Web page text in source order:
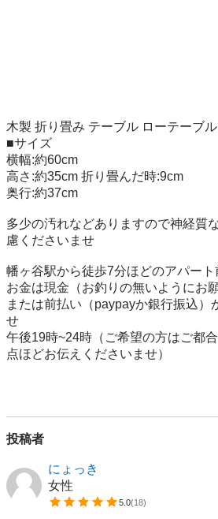
木製 折り畳み テーブル ローテーブル
■サイズ
横幅:約60cm
高さ:約35cm 折り畳んだ時:9cm
奥行:約37cm
多少の汚れなどありますので神経質
慮くださいませ
幡ヶ谷駅から徒歩7分ほどのアパート
お金は現金（お釣りの無いようにお
または前払い（paypayか銀行振込）
せ
午後19時~24時（ご希望の方はご都
点ほどお伝えくださいませ）
投稿者
にょっき
女性
5.0(18)